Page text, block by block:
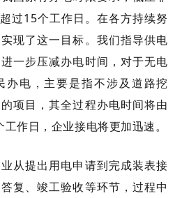
过15个工作日。在各方持续努
现了这一目标。我们指导供电
一步压减办电时间，对于无电
办电，主要是指不涉及道路挖
项目，其全过程办电时间将由
作日，企业接电将更加迅速。
从提出用电申请到完成装表接
复、竣工验收等环节，过程中